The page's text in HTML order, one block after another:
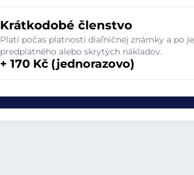
Krátkodobé členstvo
Platí počas platnosti diaľničnej známky a po
predplatného alebo skrytých nákladov.
+ 170 Kč (jednorazovo)